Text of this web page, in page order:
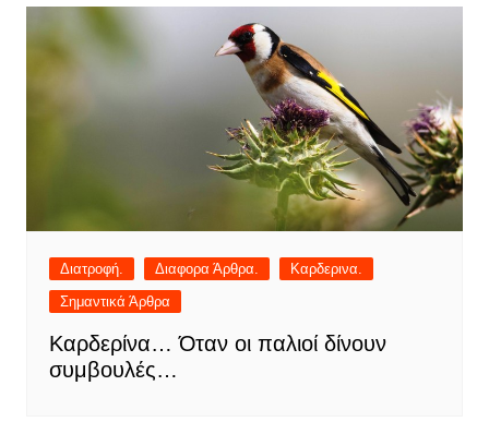
Διατροφή. Διαφορα Άρθρα.
Καρδερινα.
Σημαντικά Άρθρα
Καρδερίνα… Όταν οι παλιοί δίνουν
συμβουλές…